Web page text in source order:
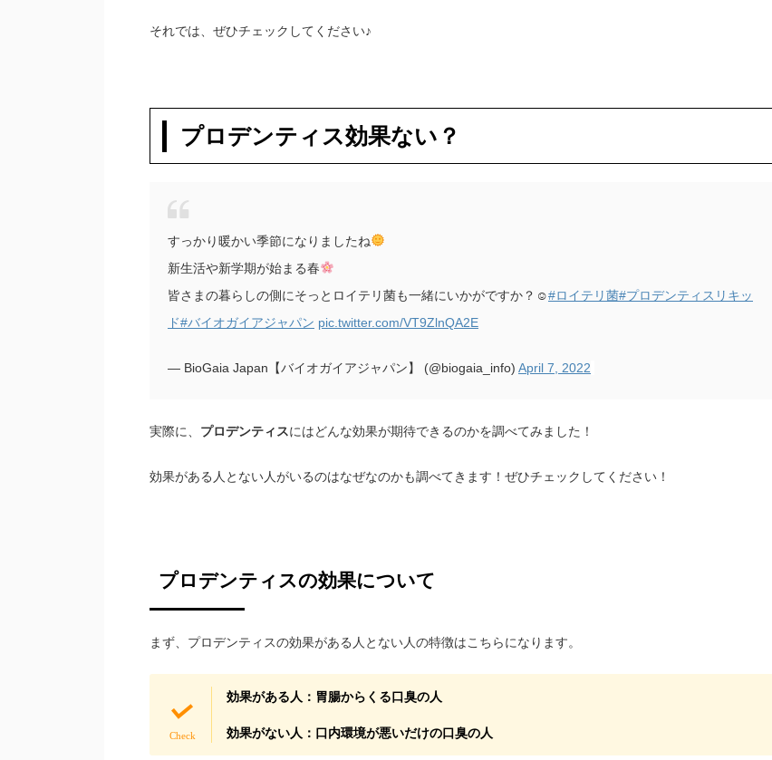
それでは、ぜひチェックしてください♪
プロデンティス効果ない？
すっかり暖かい季節になりましたね
新生活や新学期が始まる春
皆さまの暮らしの側にそっとロイテリ菌も一緒にいかがですか？☺︎#ロイテリ菌#プロデンティスリキッ
ド#バイオガイアジャパン pic.twitter.com/VT9ZlnQA2E
— BioGaia Japan【バイオガイアジャパン】 (@biogaia_info) April 7, 2022
実際に、 プロデンティスにはどんな効果が期待できるのかを調べてみました！
効果がある人とない人がいるのはなぜなのかも調べてきます！ぜひチェックしてください！
プロデンティスの効果について
まず、プロデンティスの効果がある人とない人の特徴はこちらになります。
効果がある人：胃腸からくる口臭の人
効果がない人：口内環境が悪いだけの口臭の人